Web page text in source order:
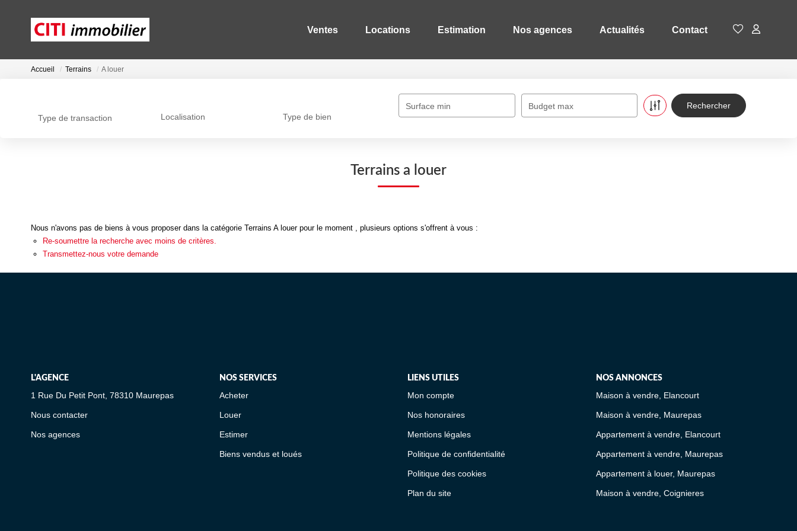
Ventes Locations Estimation Nos agences Actualités Contact
Accueil Terrains A louer
Type de transaction Localisation Type de bien
Surface min Budget max
Terrains a louer
Nous n'avons pas de biens à vous proposer dans la catégorie Terrains A louer pour le moment , plusieurs options s'offrent à vous :
Re-soumettre la recherche avec moins de critères.
Transmettez-nous votre demande
L'AGENCE
1 Rue Du Petit Pont, 78310 Maurepas
Nous contacter
Nos agences
NOS SERVICES
Acheter
Louer
Estimer
Biens vendus et loués
LIENS UTILES
Mon compte
Nos honoraires
Mentions légales
Politique de confidentialité
Politique des cookies
Plan du site
NOS ANNONCES
Maison à vendre, Elancourt
Maison à vendre, Maurepas
Appartement à vendre, Elancourt
Appartement à vendre, Maurepas
Appartement à louer, Maurepas
Maison à vendre, Coignieres